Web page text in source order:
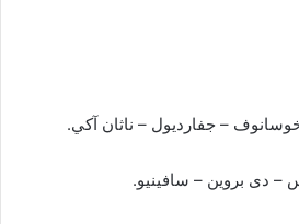
– جفارديول – ناثان آكي.
– دى بروين – سافينيو.